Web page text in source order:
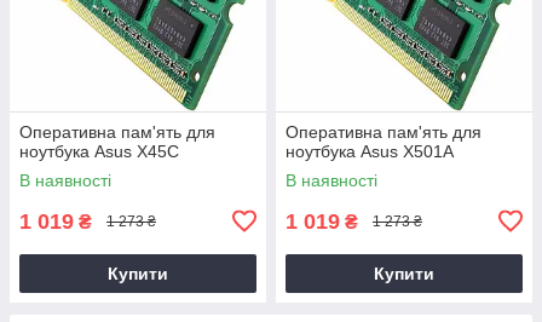
Оперативна пам'ять для
ноутбука Asus X45C
В наявності
1 019 ₴ 1 273 ₴
Купити
Оперативна пам'ять для
ноутбука Asus X501A
В наявності
1 019 ₴ 1 273 ₴
Купити